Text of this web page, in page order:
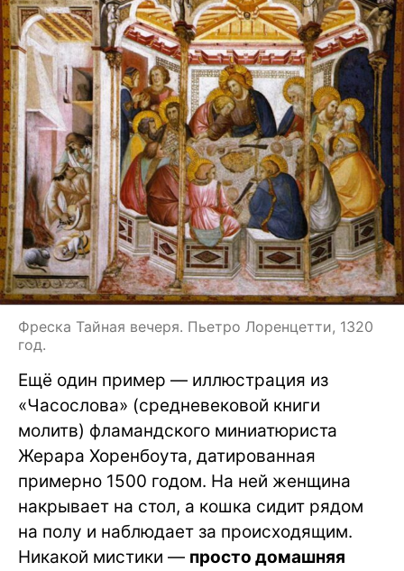
Фреска Тайная вечеря. Пьетро Лоренцетти, 1320
год.
Ещё один пример — иллюстрация из
«Часослова» (средневековой книги
молитв) фламандского миниатюриста
Жерара Хоренбоута, датированная
примерно 1500 годом. На ней женщина
накрывает на стол, а кошка сидит рядом
на полу и наблюдает за происходящим.
Никакой мистики — просто домашняя